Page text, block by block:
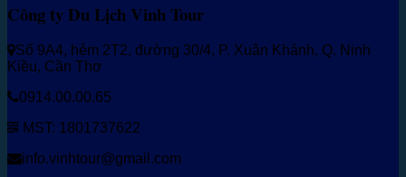
Công ty Du Lịch Vinh Tour
Số 9A4, hẻm 2T2, đường 30/4, P. Xuân Khánh, Q. Ninh
Kiều, Cần Thơ
0914.00.00.65
MST: 1801737622
info.vinhtour@gmail.com